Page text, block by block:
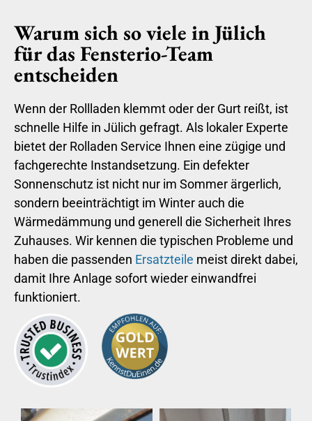
Warum sich so viele in Jülich
für das Fensterio-Team
entscheiden
Wenn der Rollladen klemmt oder der Gurt reißt, ist
schnelle Hilfe in Jülich gefragt. Als lokaler Experte
bietet der Rolladen Service Ihnen eine zügige und
fachgerechte Instandsetzung. Ein defekter
Sonnenschutz ist nicht nur im Sommer ärgerlich,
sondern beeinträchtigt im Winter auch die
Wärmedämmung und generell die Sicherheit Ihres
Zuhauses. Wir kennen die typischen Probleme und
haben die passenden Ersatzteile meist direkt dabei,
damit Ihre Anlage sofort wieder einwandfrei
funktioniert.